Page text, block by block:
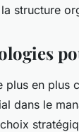
structure
plus en plus
dans le